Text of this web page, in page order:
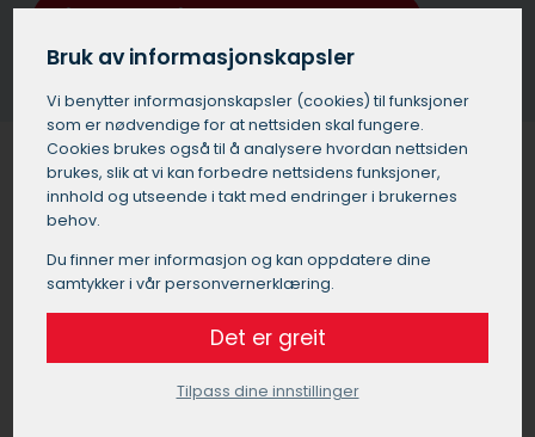
Få et tilbud på solskjerming i Enebakk
Solskjerming for bedrifter og
kontorer i Enebakk
boliger, men også for de som driver næring, som f.eks.
butikklokaler og kontorer. Noen av de viktigste fordelene
ved å montere utvendig solskjerming i næringsbygg i
Bruk av informasjonskapsler
Vi benytter informasjons­kapsler (cookies) til funksjoner
som er nødvendige for at nettsiden skal fungere.
Cookies brukes også til å analysere hvordan nettsiden
brukes, slik at vi kan forbedre nettsidens funksjoner,
innhold og utseende i takt med endringer i brukernes
behov.
Du finner mer informasjon og kan oppdatere dine
samtykker i vår personvernerklæring.
Det er greit
Tilpass dine innstillinger